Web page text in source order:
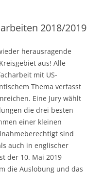
2018/2019
herausragende
aus! Alle
mit US-
Thema verfasst
Eine Jury wählt
die drei besten
einer kleinen
sind
auch in englischer
der 10. Mai 2019
die Auslobung und das